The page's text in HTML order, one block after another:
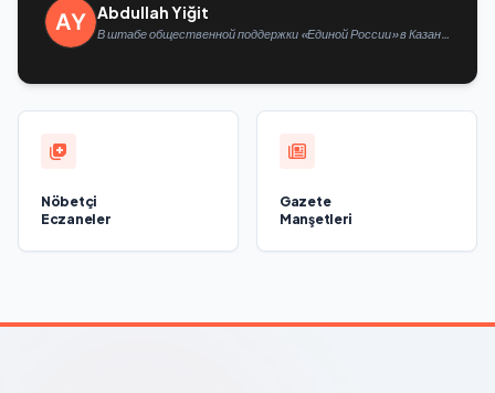
Abdullah Yiğit
В штабе общественной поддержки «Единой России» в Казани
Nöbetçi
Eczaneler
Gazete
Manşetleri